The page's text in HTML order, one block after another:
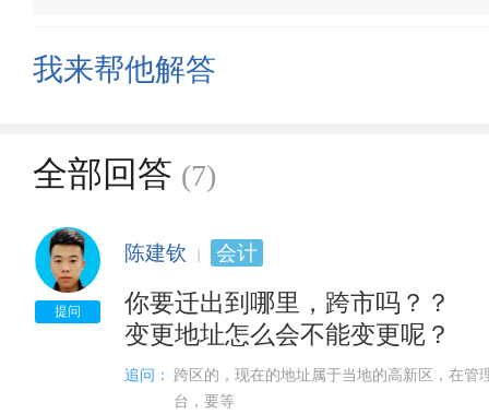
我来帮他解答
全部回答 (7)
提问
陈建钦 会计
你要迁出到哪里，跨市吗？？
变更地址怎么会不能变更呢？
追问：
跨区的，现在的地址属于当地的高新区，在管
台，要等